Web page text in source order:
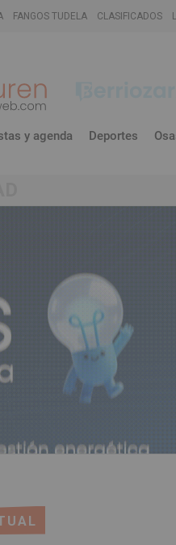
FANGOS TUDELA CLASIFICADOS
y agenda Deportes